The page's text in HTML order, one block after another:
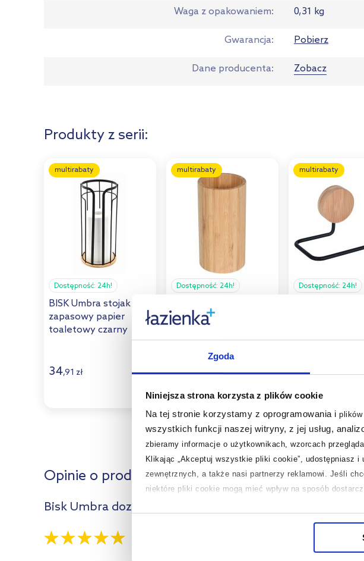
Zgoda
Niniejsza strona korzysta z plików cookie
Na tej stronie korzystamy z oprogramowania i plików
wszystkich funkcji naszej witryny, z jej usług,
zbieramy informacje o użytkownikach, wzorcach
Klikając „Akceptuj wszystkie pliki cookie”, udostępniasz
zewnętrznych, a także nasi partnerzy reklamowi. Jeśli
niektóre pliki cookie mogą mieć wpływ na sposób
na temat plików cookie i tego, dlaczego ich przepisy,
Waga z opakowaniem 0,31 kg
Gwarancja Pobierz
Dane producenta Zobacz
Produkty z serii:
multirabaty
Dostępność:24h!
BISK Umbra stojak na
zapasowy papier
toaletowy czarny
34,91 zł
multirabaty
Dostępność: 24h!
kubek na szczoteczki
27,56zł
multirabaty
Dostępność: 24h!
bambus/czarny
26,60zł
Opinie o produkcie (3)
Bisk Umbra dozownik do mydła 225 ml stojący drewno/